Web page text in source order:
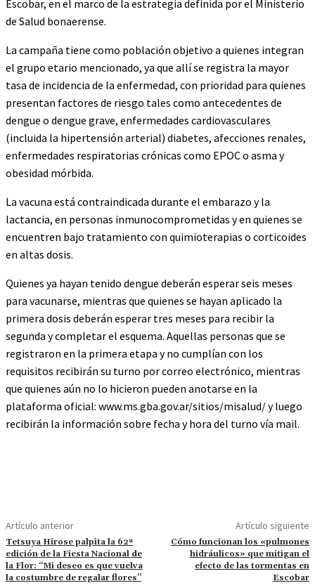
Escobar, en el marco de la estrategia definida por el Ministerio
de Salud bonaerense.
La campaña tiene como población objetivo a quienes integran
el grupo etario mencionado, ya que allí se registra la mayor
tasa de incidencia de la enfermedad, con prioridad para quienes
presentan factores de riesgo tales como antecedentes de
dengue o dengue grave, enfermedades cardiovasculares
(incluida la hipertensión arterial) diabetes, afecciones renales,
enfermedades respiratorias crónicas como EPOC o asma y
obesidad mórbida.
La vacuna está contraindicada durante el embarazo y la
lactancia, en personas inmunocomprometidas y en quienes se
encuentren bajo tratamiento con quimioterapias o corticoides
en altas dosis.
Quienes ya hayan tenido dengue deberán esperar seis meses
para vacunarse, mientras que quienes se hayan aplicado la
primera dosis deberán esperar tres meses para recibir la
segunda y completar el esquema. Aquellas personas que se
registraron en la primera etapa y no cumplían con los
requisitos recibirán su turno por correo electrónico, mientras
que quienes aún no lo hicieron pueden anotarse en la
plataforma oficial: www.ms.gba.gov.ar/sitios/misalud/ y luego
recibirán la información sobre fecha y hora del turno vía mail.
Artículo anterior
Tetsuya Hirose palpita la 62ª
edición de la Fiesta Nacional de
la Flor: “Mi deseo es que vuelva
la costumbre de regalar flores”
Artículo siguiente
Cómo funcionan los «pulmones
hidráulicos» que mitigan el
efecto de las tormentas en
Escobar